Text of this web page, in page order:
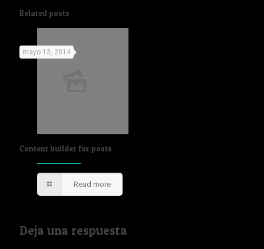
Related posts
mayo 13, 2014
Content builder for posts
Read more
Deja una respuesta